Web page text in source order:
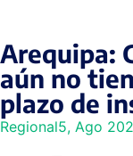
Arequipa:
aún no
plazo de
Regional5, Ago